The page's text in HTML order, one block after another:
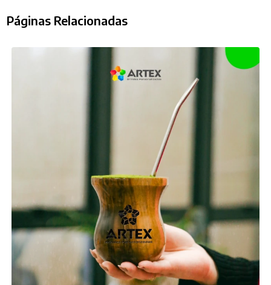
Páginas Relacionadas